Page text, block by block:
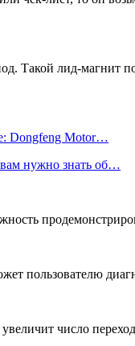
Такой лид-магнит
Dongfeng Motor…
вам нужно знать об…
пользователю
число